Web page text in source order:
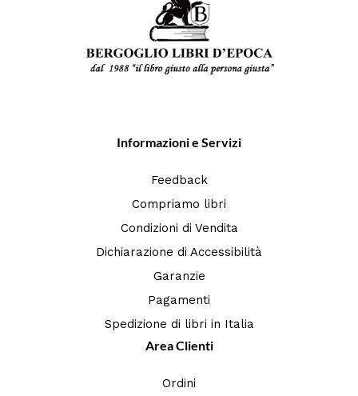
Informazioni e Servizi
Feedback
Compriamo libri
Condizioni di Vendita
Dichiarazione di Accessibilità
Garanzie
Pagamenti
Spedizione di libri in Italia
Area Clienti
Ordini